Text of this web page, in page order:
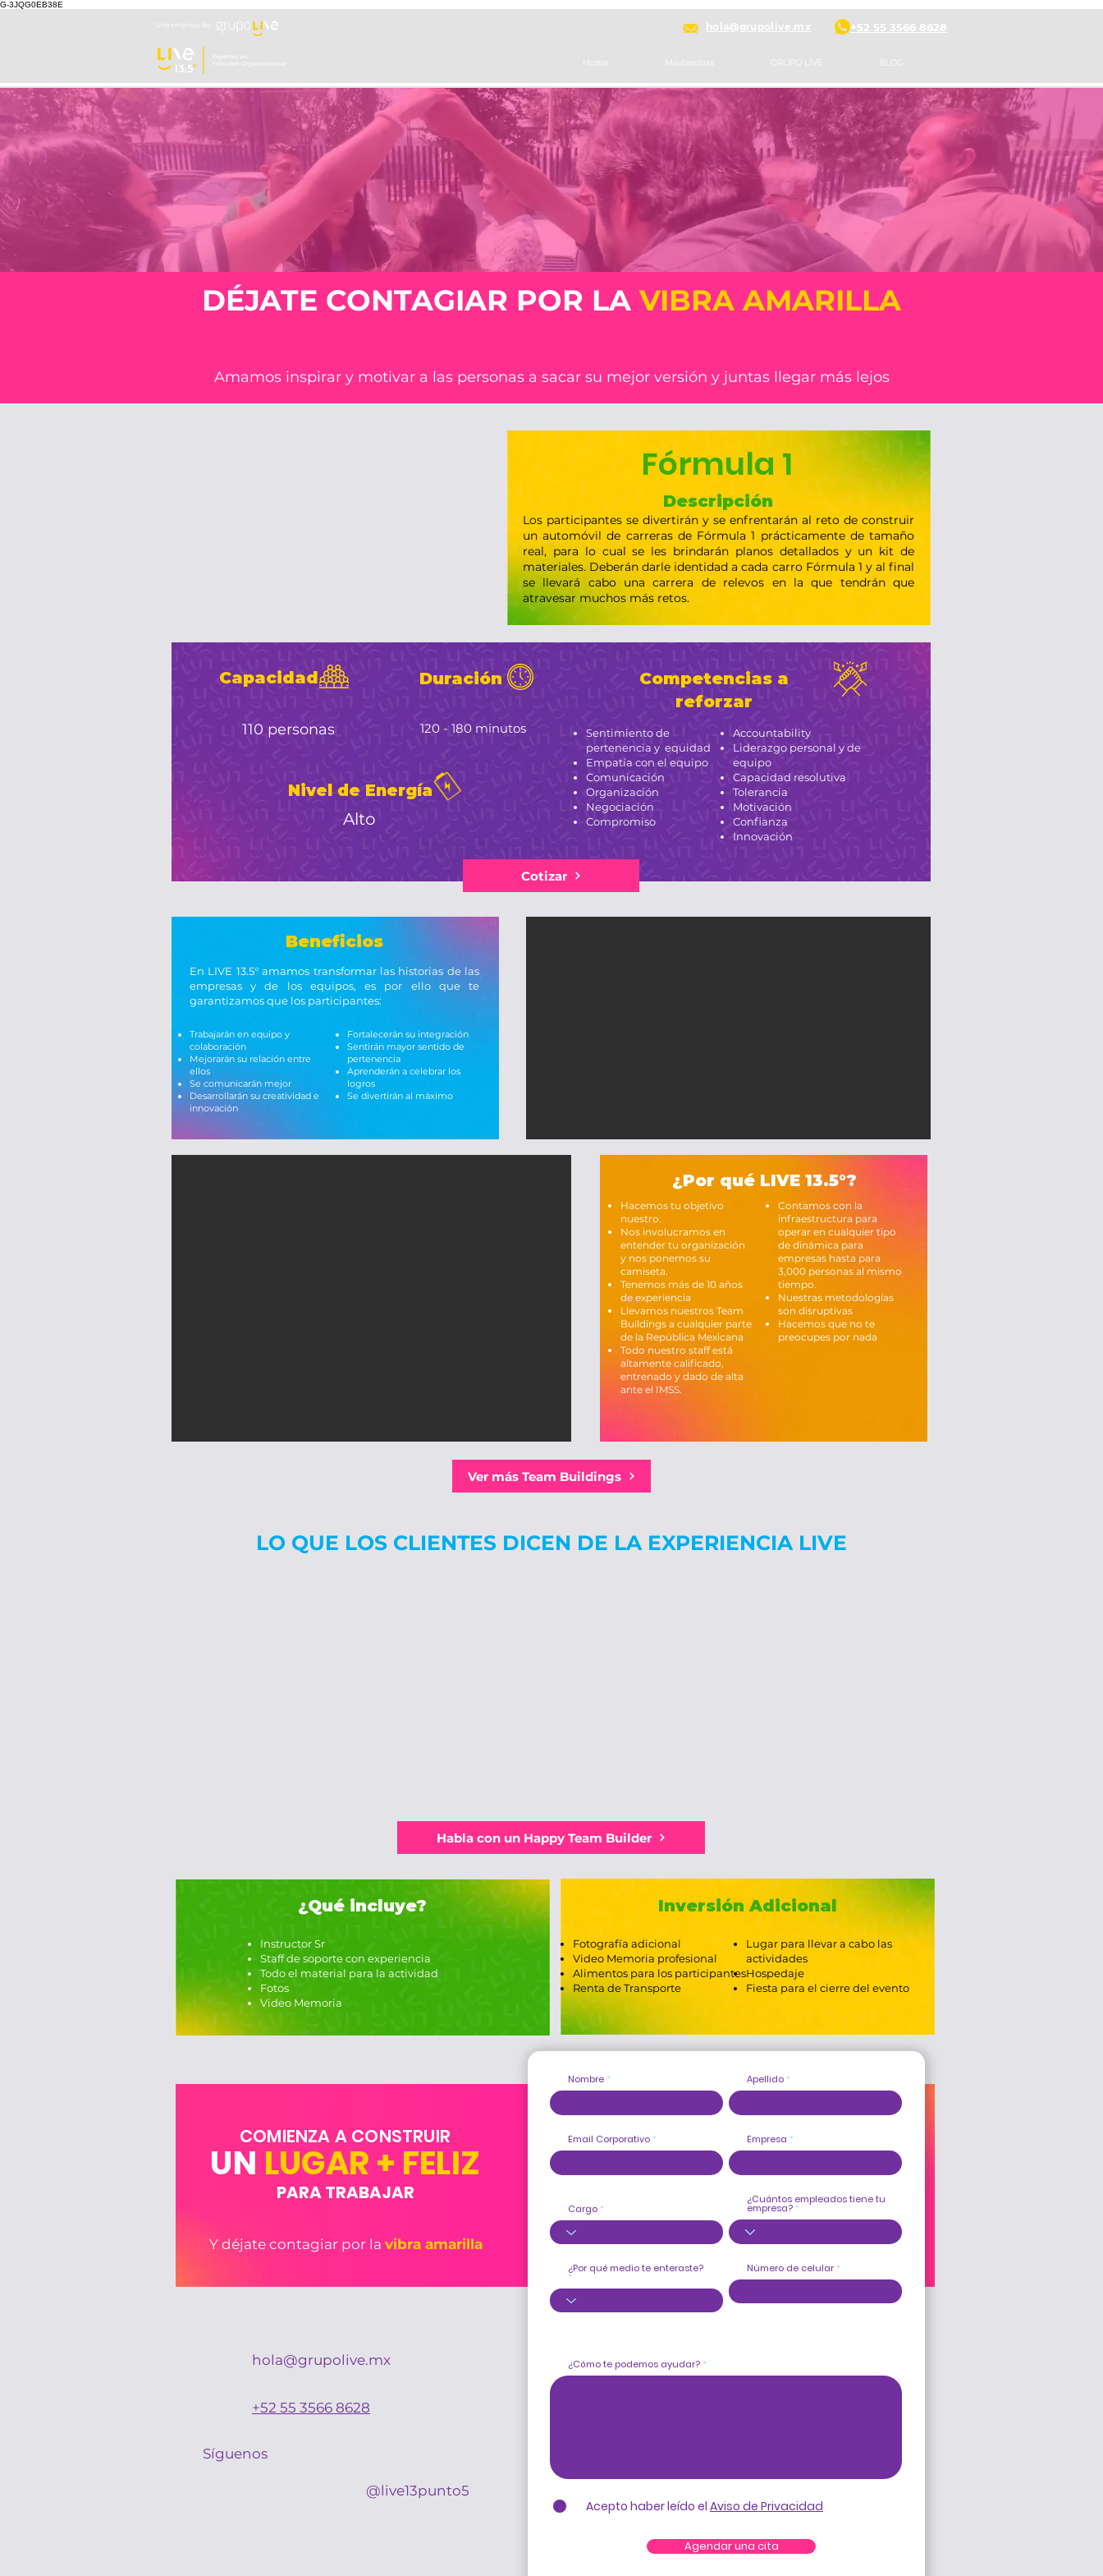
G-3JQG0EB38E
hola@grupolive.mx +52 55 3566 8628
Home Masterclass GRUPO LIVE BLOG
DÉJATE CONTAGIAR POR LA VIBRA AMARILLA
Amamos inspirar y motivar a las personas a sacar su mejor versión y juntas llegar más lejos
Fórmula 1
Descripción
Los participantes se divertirán y se enfrentarán al reto de construir
un automóvil de carreras de Fórmula 1 prácticamente de tamaño
real, para lo cual se les brindarán planos detallados y un kit de
materiales. Deberán darle identidad a cada carro Fórmula 1 y al final
se llevará cabo una carrera de relevos en la que tendrán que
atravesar muchos más retos.
Competencias a
reforzar
110 personas 120 - 180 minutos
Alto
Accountability
Liderazgo personal y de
equipo
Capacidad resolutiva
Tolerancia
Motivación
Confianza
Innovación
Sentimiento de
pertenencia y equidad
Empatía con el equipo
Comunicación
Organización
Negociación
Compromiso
Cotizar
Duración
Capacidad
Nivel de Energía
Beneficios
En LIVE 13.5° amamos transformar las historias de las
empresas y de los equipos, es por ello que te
garantizamos que los participantes:
Trabajarán en equipo y
colaboración
Mejorarán su relación entre
ellos
Se comunicarán mejor
Desarrollarán su creatividad e
innovación
Fortalecerán su integración
Sentirán mayor sentido de
pertenencia
Aprenderán a celebrar los
logros
Se divertirán al máximo
Hacemos tu objetivo
nuestro.
Nos involucramos en
entender tu organización
y nos ponemos su
camiseta.
Tenemos más de 10 años
de experiencia
Llevamos nuestros Team
Buildings a cualquier parte
de la República Mexicana
Todo nuestro staff está
altamente calificado,
entrenado y dado de alta
ante el IMSS.
¿Por qué LIVE 13.5°?
Contamos con la
infraestructura para
operar en cualquier tipo
de dinámica para
empresas hasta para
3,000 personas al mismo
tiempo.
Nuestras metodologías
son disruptivas
Hacemos que no te
preocupes por nada
Ver más Team Buildings
LO QUE LOS CLIENTES DICEN DE LA EXPERIENCIA LIVE
Habla con un Happy Team Builder
¿Qué incluye?
Instructor Sr
Staff de soporte con experiencia
Todo el material para la actividad
Fotos
Video Memoria
Inversión Adicional
Fotografía adicional
Video Memoria profesional
Alimentos para los participantes
Renta de Transporte
Lugar para llevar a cabo las
actividades
Hospedaje
Fiesta para el cierre del evento
Nombre Apellido
Email Corporativo Empresa
Cargo
¿Cuántos empleados tiene tu
empresa?
¿Por qué medio te enteraste? Número de celular
¿Cómo te podemos ayudar?
Acepto haber leído el Aviso de Privacidad
Agendar una cita
Síguenos
@live13punto5
+52 55 3566 8628
hola@grupolive.mx
COMIENZA A CONSTRUIR
PARA TRABAJAR
UN LUGAR + FELIZ
Y déjate contagiar por la vibra amarilla